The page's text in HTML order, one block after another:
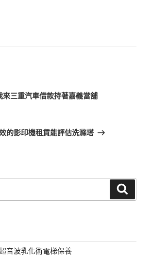
來三重汽車借款持著嘉義當舖
的影印機租賃能評估洗滌塔
音波乳化術電梯保養